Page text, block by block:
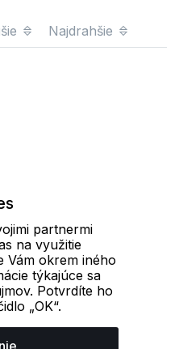
Najdrahšie
partnermi
na využitie
Vám okrem iného
týkajúce sa
Potvrdíte ho
„OK“.